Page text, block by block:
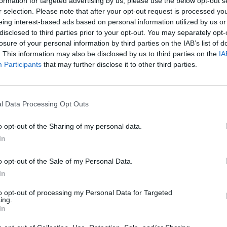
selection. Please note that after your opt-out request is processed
interest-based ads based on personal information utilized by us
to third parties prior to your opt-out. You may separately
of your personal information by third parties on the IAB’s list of
This information may also be disclosed by us to third parties on the
Participants that may further disclose it to other third parties.
Data Processing Opt Outs
opt-out of the Sharing of my personal data.
opt-out of the Sale of my Personal Data.
opt-out of processing my Personal Data for Targeted
cifre dell’operazione
torna al PSG 10 anni dopo:
posto finale nel derby del canale contro l’Inghilterra, Lucas
Un vero e proprio fulmine a ciel sereno per i Villans e per …
Quanto è costato e dettagli
il brasiliano
pezzo e sull’interesse